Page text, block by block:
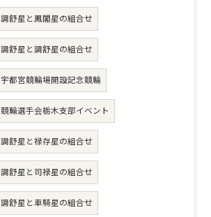
調舒星と鳳閣星の組合せ
調舒星と調舒星の組合せ
宇都宮競輪場開設記念競輪
競輪選手会栃木支部イベント
調舒星と禄存星の組合せ
調舒星と司禄星の組合せ
調舒星と車騎星の組合せ